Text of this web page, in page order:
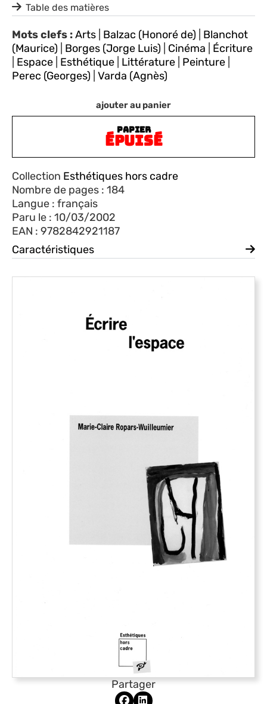
Partager
ajouter au panier
PAPIER
ÉPUISÉ
Collection Esthétiques hors cadre
Nombre de pages : 184
Langue : français
Paru le : 10/03/2002
EAN : 9782842921187
Caractéristiques
Table des matières
Mots clefs :Arts Balzac (Honoré de)
Blanchot
(Maurice)
Borges (Jorge Luis) Cinéma
Écriture
Espace Esthétique Littérature Peinture
Perec (Georges) Varda (Agnès)